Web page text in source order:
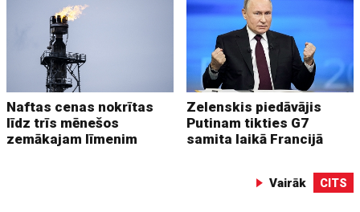
Naftas cenas nokrītas
līdz trīs mēnešos
zemākajam līmenim
Zelenskis piedāvājis
Putinam tikties G7
samita laikā Francijā
Vairāk CITS